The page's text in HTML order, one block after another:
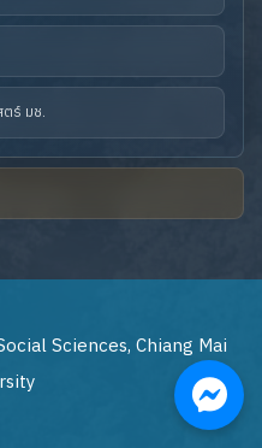
ตร์ มช.
Sciences, Chiang Mai